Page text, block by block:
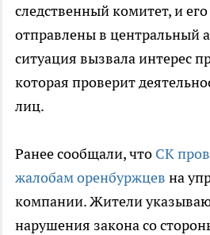
следственный комитет, и
отправлены в центральный
ситуация вызвала интерес
которая проверит
лиц.
Ранее сообщали, что СК
жалобам оренбуржцев на
компании. Жители
нарушения закона со